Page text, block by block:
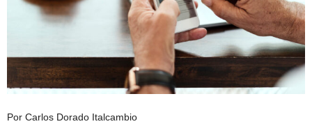
Por Carlos Dorado Italcambio